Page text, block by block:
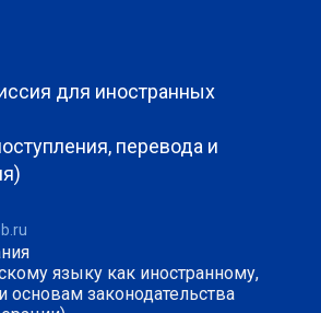
для иностранных
перевода и
языку как иностранному,
основам законодательства